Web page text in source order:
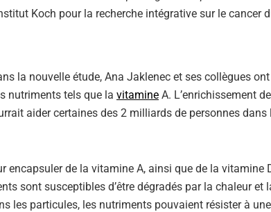
Koch pour la recherche intégrative sur le cancer
la nouvelle étude, Ana Jaklenec et ses collègues ont
nutriments tels que la vitamine A. L’enrichissement
aider certaines des 2 milliards de personnes dans
de la vitamine A, ainsi que de la vitamine
sont susceptibles d’être dégradés par la chaleur et
les particules, les nutriments pouvaient résister à une